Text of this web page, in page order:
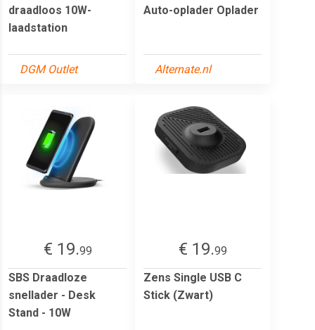
draadloos 10W-
laadstation
DGM Outlet
Auto-oplader Oplader
Alternate.nl
€ 19.99
SBS Draadloze
snellader - Desk
Stand - 10W
€ 19.99
Zens Single USB C
Stick (Zwart)